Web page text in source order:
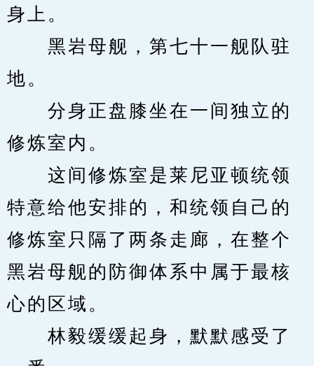
身上。
黑岩母舰，第七十一舰队驻
地。
分身正盘膝坐在一间独立的
修炼室内。
这间修炼室是莱尼亚顿统领
特意给他安排的，和统领自己的
修炼室只隔了两条走廊，在整个
黑岩母舰的防御体系中属于最核
心的区域。
林毅缓缓起身，默默感受了